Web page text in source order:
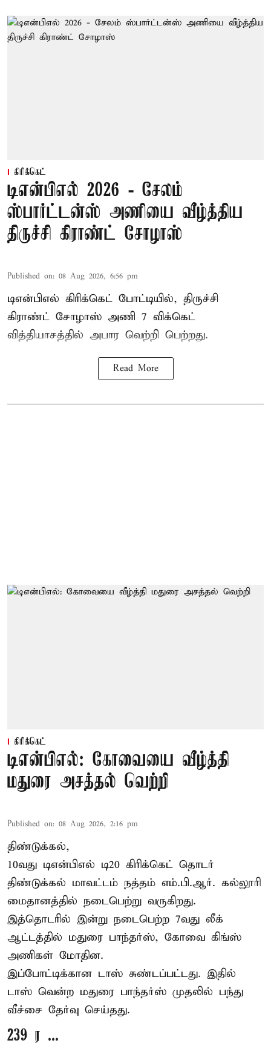
கிரிக்கெட்
டிஎன்பிஎல் 2026 - சேலம்
ஸ்பார்ட்டன்ஸ் அணியை வீழ்த்திய
திருச்சி கிராண்ட் சோழாஸ்
Published on: 08 Aug 2026, 6:56 pm
டிஎன்பிஎல் கிரிக்கெட் போட்டியில், திருச்சி
கிராண்ட் சோழாஸ் அணி 7 விக்கெட்
வித்தியாசத்தில் அபார வெற்றி பெற்றது.
Read More
கிரிக்கெட்
டிஎன்பிஎல்: கோவையை வீழ்த்தி
மதுரை அசத்தல் வெற்றி
Published on: 08 Aug 2026, 2:16 pm
திண்டுக்கல்,
10வது டிஎன்பிஎல் டி20 கிரிக்கெட் தொடர்
திண்டுக்கல் மாவட்டம் நத்தம் எம்.பி.ஆர். கல்லூரி
மைதானத்தில் நடைபெற்று வருகிறது.
இத்தொடரில் இன்று நடைபெற்ற 7வது லீக்
ஆட்டத்தில் மதுரை பாந்தர்ஸ், கோவை கிங்ஸ்
அணிகள் மோதின.
இப்போட்டிக்கான டாஸ் சுண்டப்பட்டது. இதில்
டாஸ் வென்ற மதுரை பாந்தர்ஸ் முதலில் பந்து
வீச்சை தேர்வு செய்தது.
239 ர ...